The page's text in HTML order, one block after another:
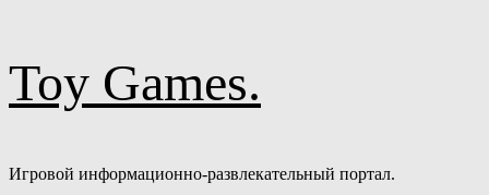
к
содержимому
Toy Games.
Игровой информационно-развлекательный портал.